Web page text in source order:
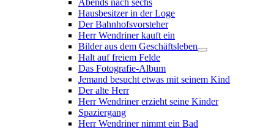
Abends nach sechs
Hausbesitzer in der Loge
Der Bahnhofsvorsteher
Herr Wendriner kauft ein
Bilder aus dem Geschäftsleben
Halt auf freiem Felde
Das Fotografie-Album
Jemand besucht etwas mit seinem Kind
Der alte Herr
Herr Wendriner erzieht seine Kinder
Spaziergang
Herr Wendriner nimmt ein Bad